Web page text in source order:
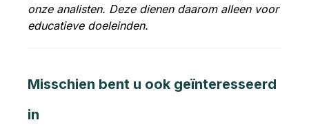
onze analisten. Deze dienen daarom alleen voor
educatieve doeleinden.
Misschien bent u ook geïnteresseerd
in